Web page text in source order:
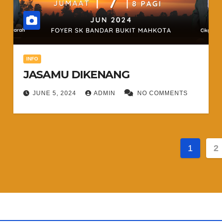
INFO
JASAMU DIKENANG
JUNE 5, 2024 ADMIN NO COMMENTS
Posts
1 2